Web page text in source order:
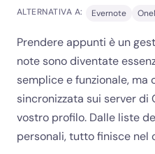
ALTERNATIVA A: Evernote
Prendere appunti è un
note sono diventate
semplice e funzionale, ma
sincronizzata sui server di
vostro profilo. Dalle liste
personali, tutto finisce nel